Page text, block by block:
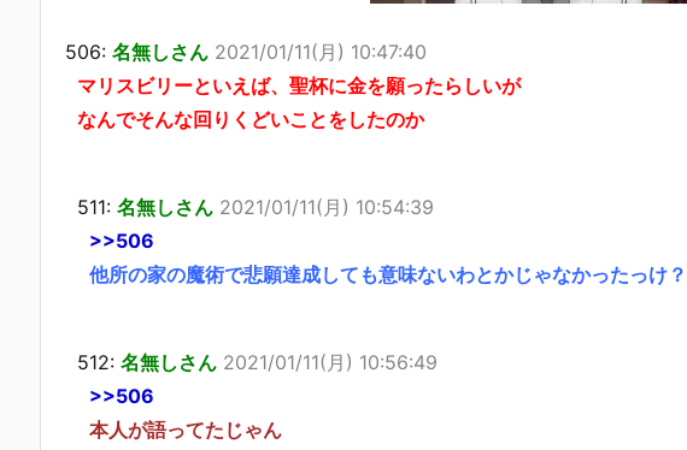
506: 名無しさん 2021/01/11(月) 10:47:40
マリスビリーといえば、聖杯に金を願ったらしいが
なんでそんな回りくどいことをしたのか
511: 名無しさん 2021/01/11(月) 10:54:39
>>506
他所の家の魔術で悲願達成しても意味ないわとかじゃなかったっけ？
512: 名無しさん 2021/01/11(月) 10:56:49
>>506
本人が語ってたじゃん